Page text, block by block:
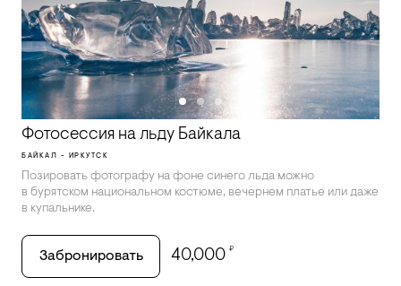
Фотосессия на льду Байкала
БАЙКАЛ - ИРКУТСК
Позировать фотографу на фоне синего льда можно
в бурятском национальном костюме, вечернем платье или даже
в купальнике.
Забронировать 40,000 ₽